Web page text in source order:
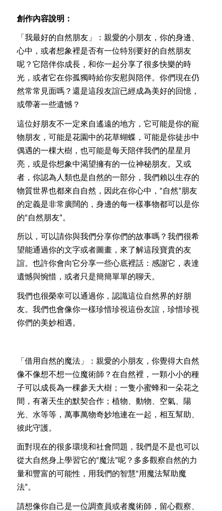
創作內容說明：
「我最好的自然朋友」：親愛的小朋友，你的身邊、
心中，或者想象裡是否有一位特別要好的自然朋友
呢？它陪伴你成長，和你一起分享了很多快樂的時
光，或者它在你孤獨時給你安慰與陪伴。你們現在仍
然常常見面嗎？還是這段友誼已經成為美好的回憶，
或帶著一些遺憾？
這位好朋友不一定來自遙遠的地方，它可能是你的寵
物朋友，可能是花園中的花草蝴蝶，可能是你徒步中
偶遇的一棵大樹，也可能是每天陪伴我們的星星月
亮，或是你想象中渴望擁有的一位神秘朋友。又或
者，你認為人類也是自然的一部分，我們賴以生存的
物質世界也都來自自然，因此在你心中，“自然”朋友
的定義是非常廣闊的，身邊的每一樣事物都可以是你
的“自然朋友”。
所以，可以請你與我們分享你們的故事嗎？我們很希
望能通過你的文字或者圖畫，來了解這段寶貴的友
誼。也許你會向它分享一些心底裡話：感謝它，表達
遺憾與惋惜，或者只是簡簡單單的聊天。
我們也很榮幸可以通過你，認識這位自然界的好朋
友。我們也會像你一樣珍惜珍視這份友誼，珍惜珍視
你們的美妙相遇。
「借用自然的魔法」：親愛的小朋友，你覺得大自然
像不像想不想一位魔術師？在自然裡，一顆小小的種
子可以成長為一棵參天大樹；一隻小蜜蜂和一朵花之
間，有著天生的默契合作；植物、動物、空氣、陽
光、水等等，萬事萬物奇妙地連在一起，相互幫助、
彼此守護。
面對現在的很多環境和社會問題，我們是不是也可以
從大自然身上學習它的“魔法”呢？多多觀察自然的力
量和豐富的可能性，用我們的智慧“用魔法幫助魔
法”。
請想像你自己是一位調查員或者魔術師，留心觀察、